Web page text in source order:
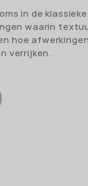
in de
waarin
hoe
verrijken.